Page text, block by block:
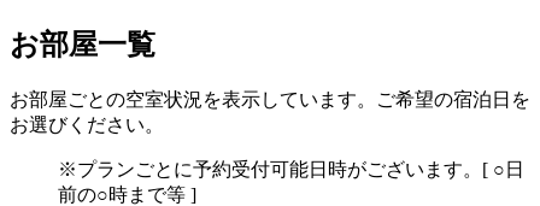
お部屋一覧
お部屋ごとの空室状況を表示しています。ご希望の宿泊日を
お選びください。
※プランごとに予約受付可能日時がございます。[ ○日
前の○時まで等 ]